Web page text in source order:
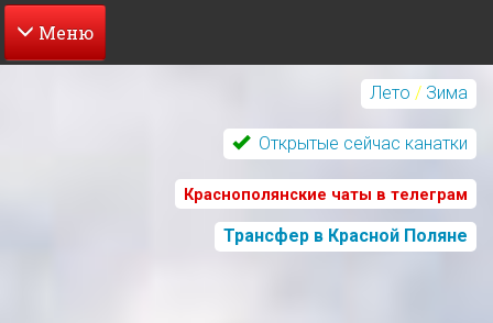
Перейти
Лето / Зима
Открытые сейчас канатки
Краснополянские чаты в телеграм
Трансфер в Красной Поляне